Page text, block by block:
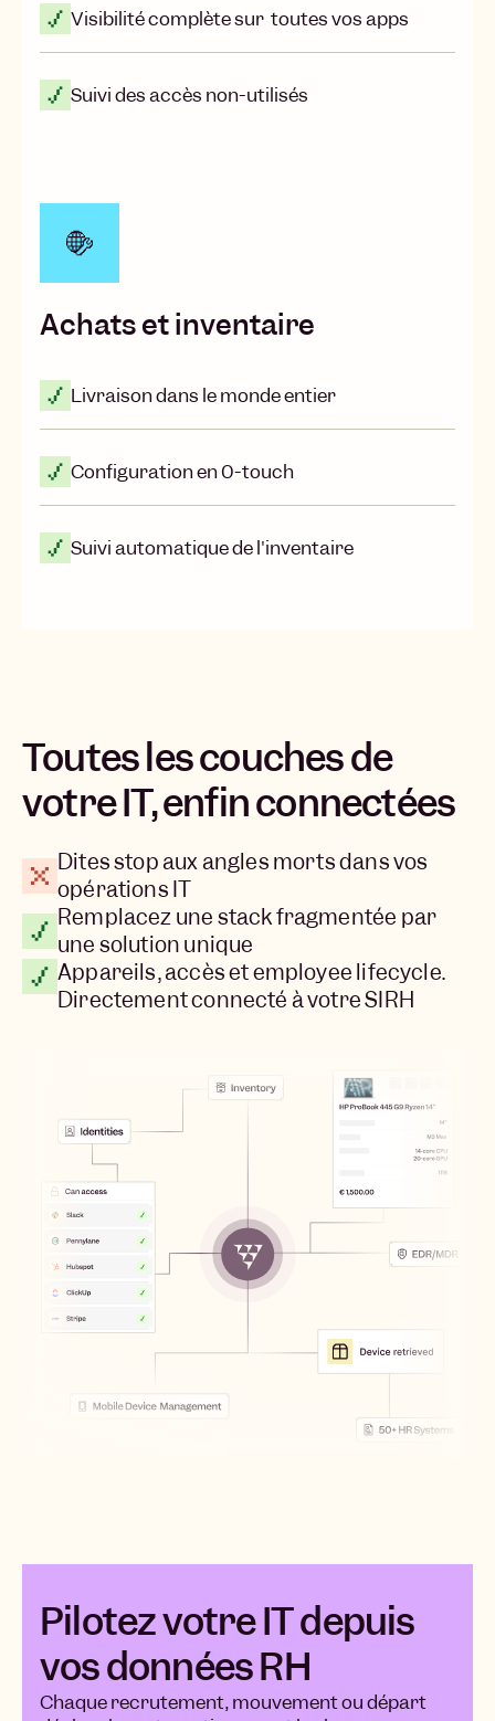
Visibilité complète sur toutes vos apps
Suivi des accès non-utilisés
Achats et inventaire
Livraison dans le monde entier
Configuration en 0-touch
Suivi automatique de l'inventaire
Toutes les couches de
votre IT, enfin connectées
Dites stop aux angles morts dans vos
opérations IT
Remplacez une stack fragmentée par
une solution unique
Appareils, accès et employee lifecycle.
Directement connecté à votre SIRH
Pilotez votre IT depuis
vos données RH
Chaque recrutement, mouvement ou départ